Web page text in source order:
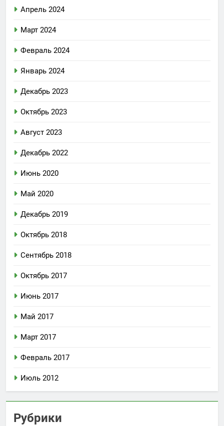
Апрель 2024
Март 2024
Февраль 2024
Январь 2024
Декабрь 2023
Октябрь 2023
Август 2023
Декабрь 2022
Июнь 2020
Май 2020
Декабрь 2019
Октябрь 2018
Сентябрь 2018
Октябрь 2017
Июнь 2017
Май 2017
Март 2017
Февраль 2017
Июль 2012
Рубрики